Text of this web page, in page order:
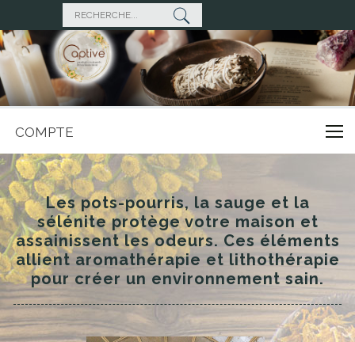
COMPTE
Les pots-pourris, la sauge et la
sélénite protège votre maison et
assainissent les odeurs. Ces éléments
allient aromathérapie et lithothérapie
pour créer un environnement sain.